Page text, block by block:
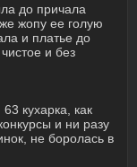
до причала
жопу ее голую
и платье до
и без
кухарка, как
и ни разу
не боролась в